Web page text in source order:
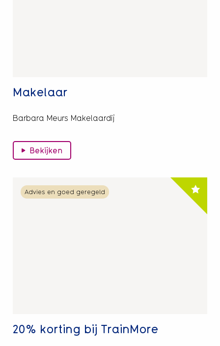
Makelaar
Barbara Meurs Makelaardij
Bekijken
Advies en goed geregeld
20% korting bij TrainMore
Lees
meer